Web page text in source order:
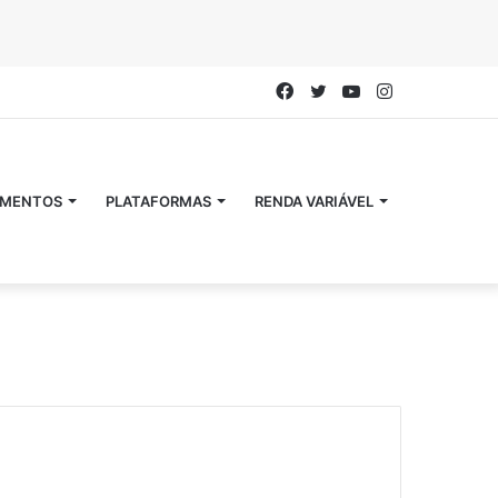
YouTube
Twitter
Facebook
PLATAFORMAS RENDA VARIÁVEL